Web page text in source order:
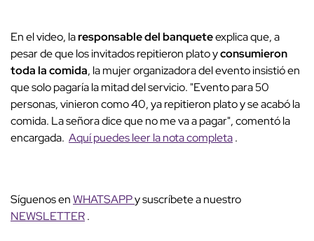
En el video, laresponsable del banqueteexplica que, a
pesar de que los invitados repitieron plato yconsumieron
toda la comida, la mujer organizadora del evento insistió en
que solo pagaría la mitad del servicio. "Evento para 50
personas, vinieron como 40, ya repitieron plato y se acabó la
comida. La señora dice que no me va a pagar", comentó la
encargada. Aquí puedes leer la nota completa.
Síguenos enWHATSAPPy suscríbete a nuestro
NEWSLETTER.